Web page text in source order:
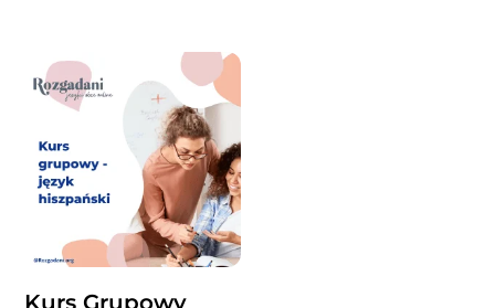
Kurs Grupowy